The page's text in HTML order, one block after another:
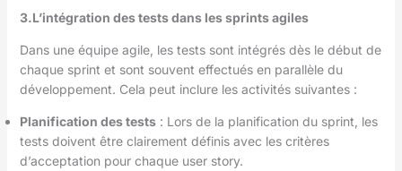
3.L’intégration des tests dans les sprints agiles
Dans une équipe agile, les tests sont intégrés dès le début de
chaque sprint et sont souvent effectués en parallèle du
développement. Cela peut inclure les activités suivantes :
Planification des tests: Lors de la planification du sprint, les
tests doivent être clairement définis avec les critères
d’acceptation pour chaque user story.